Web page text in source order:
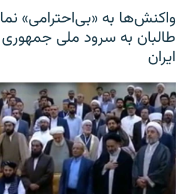
واکنش‌ها به «بی‌احترامی»
طالبان به سرود ملی
ایران